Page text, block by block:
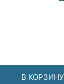
В КОРЗИНУ